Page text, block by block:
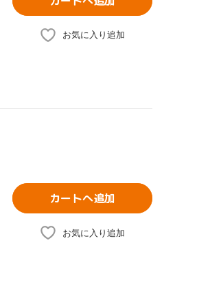
お気に入り追加
カートへ追加
お気に入り追加